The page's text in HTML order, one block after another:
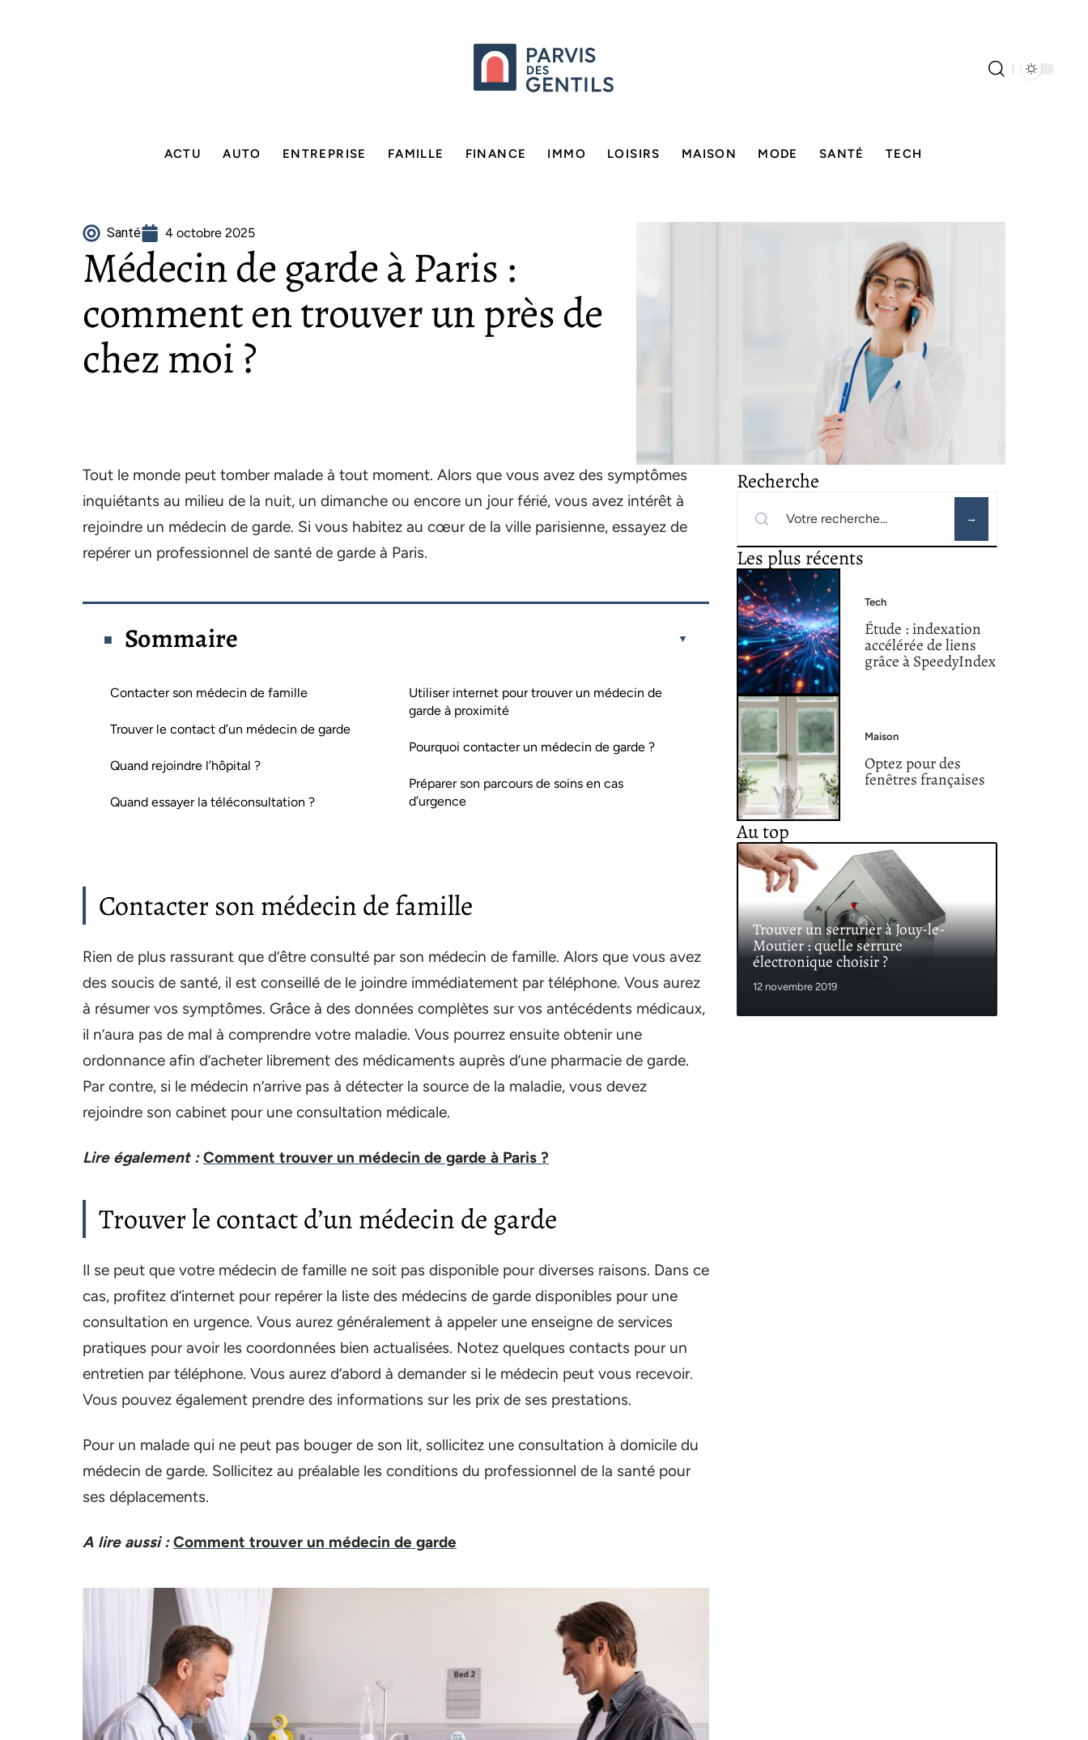
ACTU AUTO ENTREPRISE FAMILLE FINANCE IMMO LOISIRS MAISON MODE SANTÉ TECH
Santé 4 octobre 2025
Médecin de garde à Paris :
comment en trouver un près de
chez moi ?
Tout le monde peut tomber malade à tout moment. Alors que vous avez des symptômes
inquiétants au milieu de la nuit, un dimanche ou encore un jour férié, vous avez intérêt à
rejoindre un médecin de garde. Si vous habitez au cœur de la ville parisienne, essayez de
repérer un professionnel de santé de garde à Paris.
Sommaire
Contacter son médecin de famille
Trouver le contact d’un médecin de garde
Quand rejoindre l’hôpital ?
Quand essayer la téléconsultation ?
Utiliser internet pour trouver un médecin de
garde à proximité
Pourquoi contacter un médecin de garde ?
Préparer son parcours de soins en cas
d’urgence
Contacter son médecin de famille
Rien de plus rassurant que d’être consulté par son médecin de famille. Alors que vous avez
des soucis de santé, il est conseillé de le joindre immédiatement par téléphone. Vous aurez
à résumer vos symptômes. Grâce à des données complètes sur vos antécédents médicaux,
il n’aura pas de mal à comprendre votre maladie. Vous pourrez ensuite obtenir une
ordonnance afin d’acheter librement des médicaments auprès d’une pharmacie de garde.
Par contre, si le médecin n’arrive pas à détecter la source de la maladie, vous devez
rejoindre son cabinet pour une consultation médicale.
Lire également : Comment trouver un médecin de garde à Paris ?
Trouver le contact d’un médecin de garde
Il se peut que votre médecin de famille ne soit pas disponible pour diverses raisons. Dans ce
cas, profitez d’internet pour repérer la liste des médecins de garde disponibles pour une
consultation en urgence. Vous aurez généralement à appeler une enseigne de services
pratiques pour avoir les coordonnées bien actualisées. Notez quelques contacts pour un
entretien par téléphone. Vous aurez d’abord à demander si le médecin peut vous recevoir.
Vous pouvez également prendre des informations sur les prix de ses prestations.
Pour un malade qui ne peut pas bouger de son lit, sollicitez une consultation à domicile du
médecin de garde. Sollicitez au préalable les conditions du professionnel de la santé pour
ses déplacements.
A lire aussi : Comment trouver un médecin de garde
Recherche
Les plus récents
Tech
Étude : indexation
accélérée de liens
grâce à SpeedyIndex
Maison
Optez pour des
fenêtres françaises
Au top
Trouver un serrurier à Jouy-le-
Moutier : quelle serrure
électronique choisir ?
12 novembre 2019